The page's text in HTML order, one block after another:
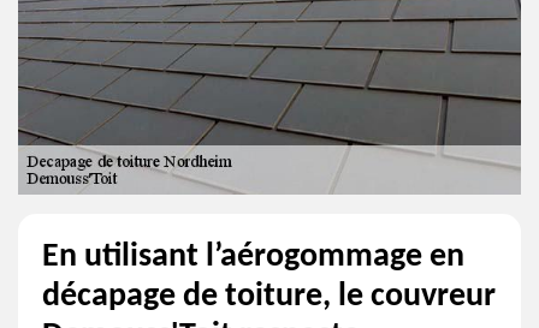
En utilisant l’aérogommage en
décapage de toiture, le couvreur